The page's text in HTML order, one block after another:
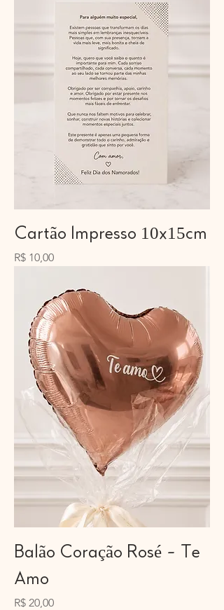
Cartão Impresso 10x15cm
Preço
R$ 10,00
Balão Coração Rosé - Te
Amo
Preço
R$ 20,00